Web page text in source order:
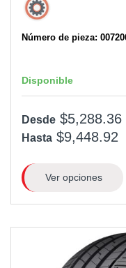
Número de pieza:
Disponible
Desde $5,288.36
Hasta $9,448.92
Ver opciones